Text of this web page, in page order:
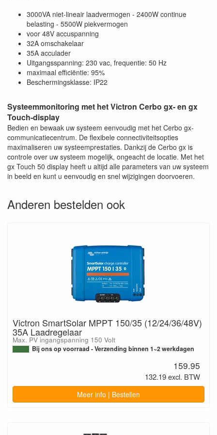
3000VA niet-lineair laadvermogen - 2400W continue
belasting - 5500W piekvermogen
voor 48V accuspanning
32A omschakelaar
35A acculader
Uitgangsspanning: 230 vac, frequentie: 50 Hz
maximaal efficiëntie: 95%
Beschermingsklasse: IP22
Systeemmonitoring met het Victron Cerbo gx- en gx
Touch-display
Bedien en bewaak uw systeem eenvoudig met het Cerbo gx-
communicatiecentrum. De flexibele connectiviteitsopties
maximaliseren uw systeemprestaties. Dankzij de Cerbo gx is
controle over uw systeem mogelijk, ongeacht de locatie. Met het
gx Touch 50 display heeft u altijd alle parameters van uw systeem
in beeld en kunt u eenvoudig en snel wijzigingen doorvoeren.
Anderen bestelden ook
Victron SmartSolar MPPT 150/35 (12/24/36/48V)
35A Laadregelaar
Max. PV ingangspanning 150 Volt
Bij ons op voorraad - Verzending binnen 1~2 werkdagen
159.95
132.19 excl. BTW
Meer info | Bestellen